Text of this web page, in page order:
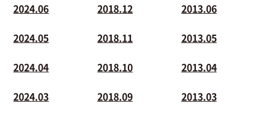
2024.06
2024.05
2024.04
2024.03
2018.12
2018.11
2018.10
2018.09
2013.06
2013.05
2013.04
2013.03